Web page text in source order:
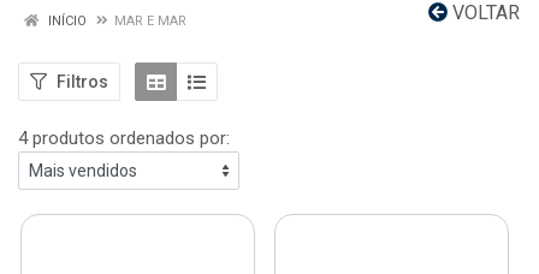
VOLTAR
INÍCIO MAR E MAR
Filtros
4 produtos ordenados por: